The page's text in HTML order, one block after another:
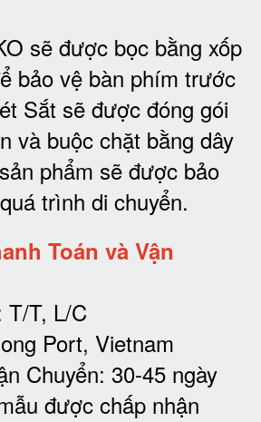
sẽ được bọc bằng xốp
bảo vệ bàn phím trước
Sắt sẽ được đóng gói
và buộc chặt bằng dây
phẩm sẽ được bảo
trình di chuyển.
Toán và Vận
T/T, L/C
Port, Vietnam
Chuyển: 30-45 ngày
được chấp nhận